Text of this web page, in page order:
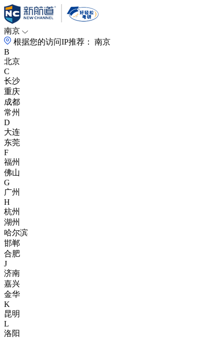
南京
根据您的访问IP推荐： 南京
B
北京
C
长沙
重庆
成都
常州
D
大连
东莞
F
福州
佛山
G
广州
H
杭州
湖州
哈尔滨
邯郸
合肥
J
济南
嘉兴
金华
K
昆明
L
洛阳